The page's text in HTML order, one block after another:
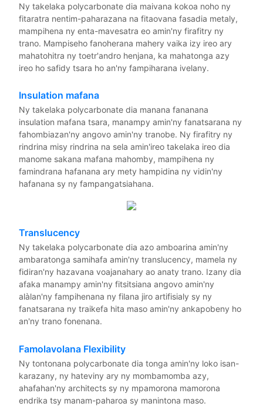
Ny takelaka polycarbonate dia maivana kokoa noho ny
fitaratra nentim-paharazana na fitaovana fasadia metaly,
mampihena ny enta-mavesatra eo amin'ny firafitry ny
trano. Mampiseho fanoherana mahery vaika izy ireo ary
mahatohitra ny toetr'andro henjana, ka mahatonga azy
ireo ho safidy tsara ho an'ny fampiharana ivelany.
Insulation mafana
Ny takelaka polycarbonate dia manana fananana
insulation mafana tsara, manampy amin'ny fanatsarana ny
fahombiazan'ny angovo amin'ny tranobe. Ny firafitry ny
rindrina misy rindrina na sela amin'ireo takelaka ireo dia
manome sakana mafana mahomby, mampihena ny
famindrana hafanana ary mety hampidina ny vidin'ny
hafanana sy ny fampangatsiahana.
Translucency
Ny takelaka polycarbonate dia azo amboarina amin'ny
ambaratonga samihafa amin'ny translucency, mamela ny
fidiran'ny hazavana voajanahary ao anaty trano. Izany dia
afaka manampy amin'ny fitsitsiana angovo amin'ny
alàlan'ny fampihenana ny filana jiro artifisialy sy ny
fanatsarana ny traikefa hita maso amin'ny ankapobeny ho
an'ny trano fonenana.
Famolavolana Flexibility
Ny tontonana polycarbonate dia tonga amin'ny loko isan-
karazany, ny hateviny ary ny mombamomba azy,
ahafahan'ny architects sy ny mpamorona mamorona
endrika tsy manam-paharoa sy manintona maso.